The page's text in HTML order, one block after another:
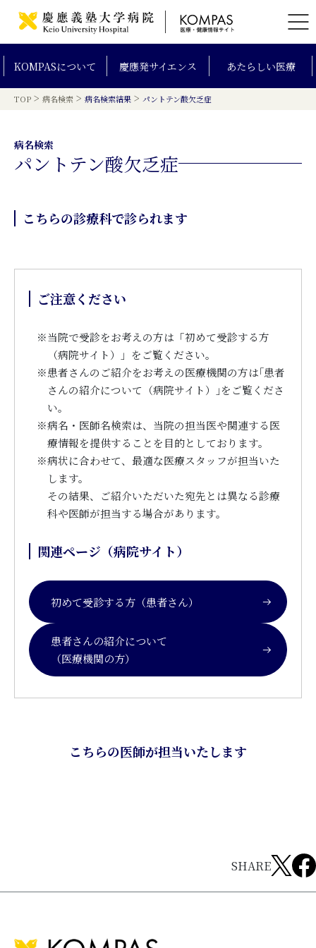
KOMPASについて 慶應発サイエンス あたらしい医療
TOP > 病名検索 > 病名検索結果 > パントテン酸欠乏症
病名検索
パントテン酸欠乏症
こちらの診療科で診られます
ご注意ください
※当院で受診をお考えの方は「初めて受診する方
（病院サイト）」をご覧ください。
※患者さんのご紹介をお考えの医療機関の方は｢患者
さんの紹介について（病院サイト）｣をご覧くださ
い。
※病名・医師名検索は、当院の担当医や関連する医
療情報を提供することを目的としております。
※病状に合わせて、最適な医療スタッフが担当いた
します。
その結果、ご紹介いただいた宛先とは異なる診療
科や医師が担当する場合があります。
関連ページ（病院サイト）
初めて受診する方（患者さん）
患者さんの紹介について
（医療機関の方）
こちらの医師が担当いたします
SHARE